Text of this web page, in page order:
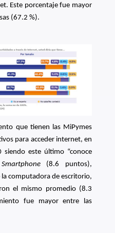
Este porcentaje fue mayor
(67.2 %).
que tienen las MiPymes
para acceder internet, en
este último “conoce
Smartphone (8.6 puntos),
computadora de escritorio,
el mismo promedio (8.3
fue mayor entre las